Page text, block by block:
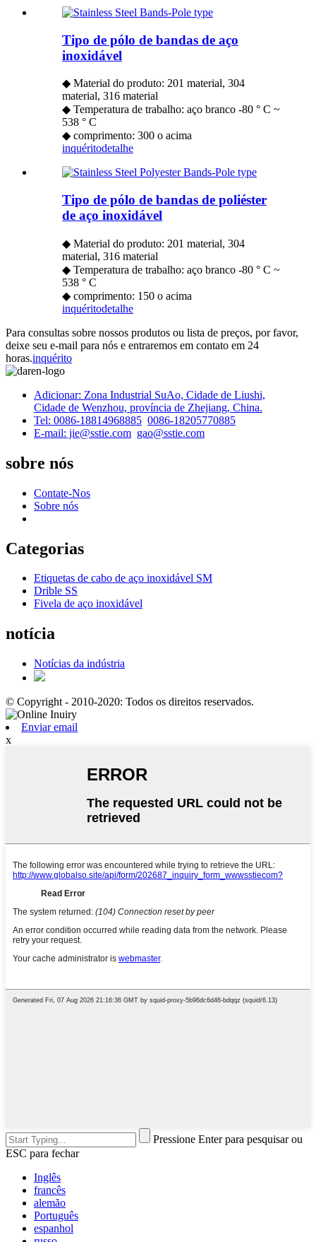
Tipo de pólo de bandas de aço
inoxidável
◆ Material do produto: 201 material, 304
material, 316 material
◆ Temperatura de trabalho: aço branco -80 ° C ~
538 ° C
◆ comprimento: 300 o acima
inquéritodetalhe
Tipo de pólo de bandas de poliéster
de aço inoxidável
◆ Material do produto: 201 material, 304
material, 316 material
◆ Temperatura de trabalho: aço branco -80 ° C ~
538 ° C
◆ comprimento: 150 o acima
inquéritodetalhe
Para consultas sobre nossos produtos ou lista de preços, por favor,
deixe seu e-mail para nós e entraremos em contato em 24
horas.inquérito
Adicionar: Zona Industrial SuAo, Cidade de Liushi,
Cidade de Wenzhou, província de Zhejiang, China.
Tel: 0086-18814968885 0086-18205770885
E-mail: jie@sstie.com gao@sstie.com
sobre nós
Contate-Nos
Sobre nós
Categorias
Etiquetas de cabo de aço inoxidável SM
Drible SS
Fivela de aço inoxidável
notícia
Notícias da indústria
© Copyright - 2010-2020: Todos os direitos reservados.
Enviar email
x
Pressione Enter para pesquisar ou
ESC para fechar
Inglês
francês
alemão
Português
espanhol